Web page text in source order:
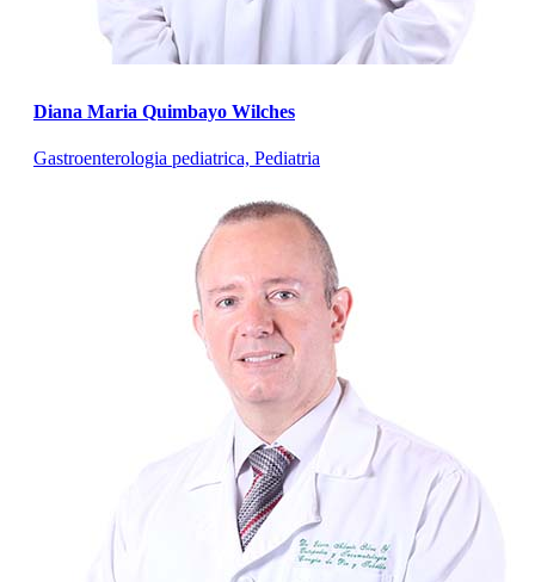
Diana Maria Quimbayo Wilches
Gastroenterologia pediatrica, Pediatria